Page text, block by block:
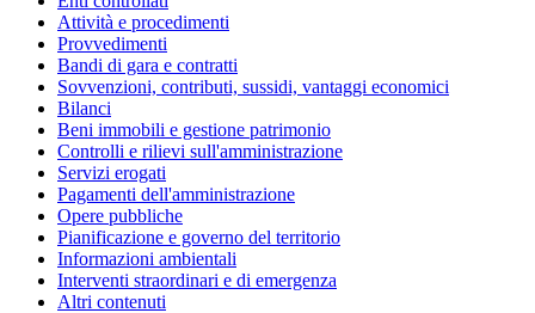
Attività e procedimenti
Provvedimenti
Bandi di gara e contratti
Sovvenzioni, contributi, sussidi, vantaggi economici
Bilanci
Beni immobili e gestione patrimonio
Controlli e rilievi sull'amministrazione
Servizi erogati
Pagamenti dell'amministrazione
Opere pubbliche
Pianificazione e governo del territorio
Informazioni ambientali
Interventi straordinari e di emergenza
Altri contenuti